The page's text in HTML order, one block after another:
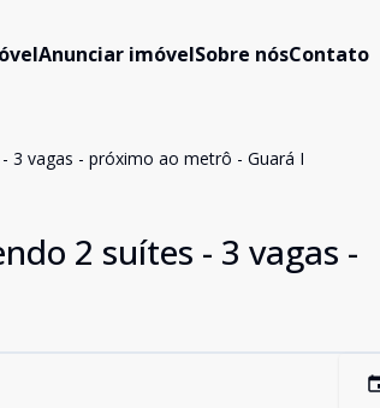
Anunciar imóvelSobre nósContato
3 vagas - próximo ao metrô - Guará I
2 suítes - 3 vagas -